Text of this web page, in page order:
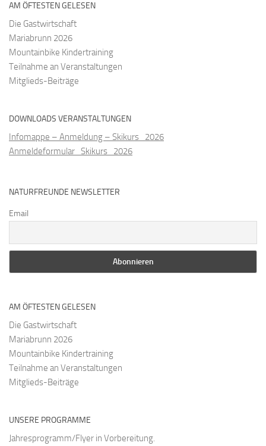
AM ÖFTESTEN GELESEN
Die Gastwirtschaft
Mariabrunn 2026
Mountainbike Kindertraining
Teilnahme an Veranstaltungen
Mitglieds-Beiträge
DOWNLOADS VERANSTALTUNGEN
Infomappe – Anmeldung – Skikurs_2026
Anmeldeformular_Skikurs_2026
NATURFREUNDE NEWSLETTER
Email
AM ÖFTESTEN GELESEN
Die Gastwirtschaft
Mariabrunn 2026
Mountainbike Kindertraining
Teilnahme an Veranstaltungen
Mitglieds-Beiträge
UNSERE PROGRAMME
Jahresprogramm/Flyer in Vorbereitung.